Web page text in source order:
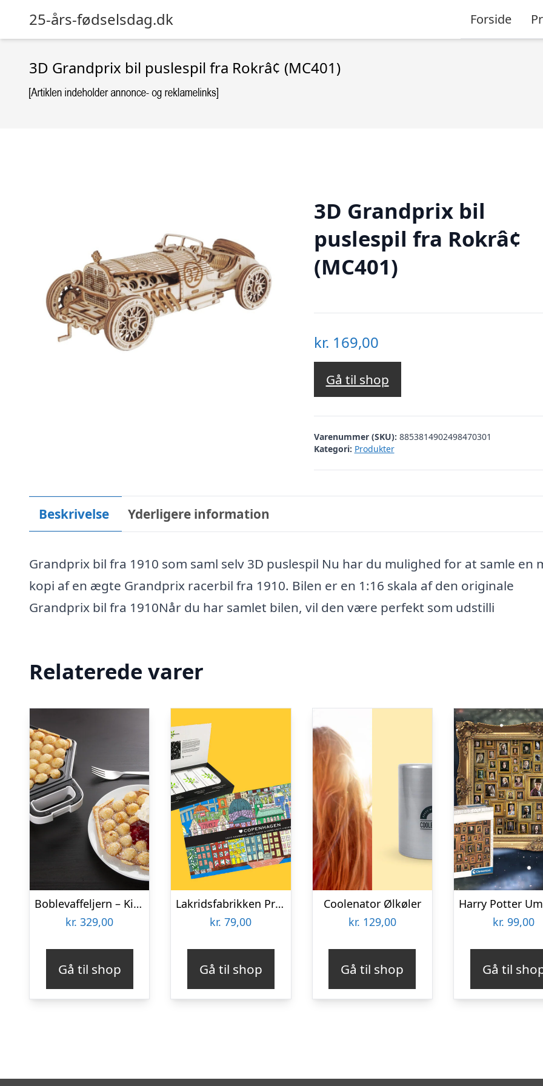
25-års-fødselsdag.dk Forside
3D Grandprix bil puslespil fra Rokrâ¢ (MC401)
3D Grandprix bil
puslespil fra Rokrâ¢
(MC401)
kr. 169,00
Gå til shop
Varenummer (SKU): 8853814902498470301
Kategori: Produkter
Beskrivelse Yderligere information
Grandprix bil fra 1910 som saml selv 3D puslespil Nu har du mulighed for at samle en
kopi af en ægte Grandprix racerbil fra 1910. Bilen er en 1:16 skala af den originale
Grandprix bil fra 1910Når du har samlet bilen, vil den være perfekt som udstilli
Relaterede varer
Boblevaffeljern – KitchPro
kr. 329,00
Gå til shop
Lakridsfabrikken Premiumlakrids – Copenhagen
kr. 79,00
Gå til shop
Coolenator Ølkøler
kr. 129,00
Gå til shop
kr. 99,00
Gå til